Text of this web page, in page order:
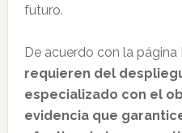
futuro.
De acuerdo con la página
requieren del
especializado con el
evidencia que